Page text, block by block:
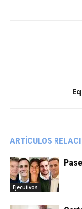
ARTÍCULOS
Ejecutivos